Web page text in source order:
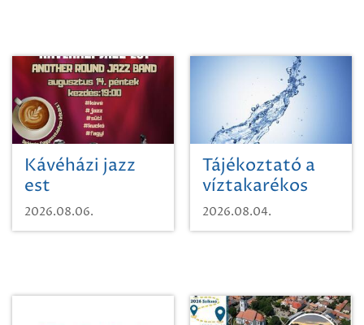
Kávéházi jazz
est
2026.08.06.
Tájékoztató a
víztakarékos
vízhasználatról
2026.08.04.